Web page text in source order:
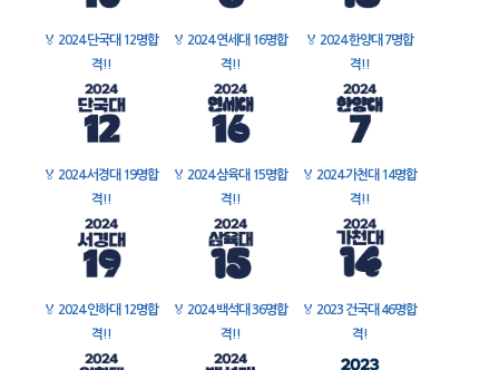
🏅 2024 단국대 12명합
격!!
🏅 2024 연세대 16명합
격!!
🏅 2024 한양대 7명합
격!!
🏅 2024 서경대 19명합
격!!
🏅 2024 삼육대 15명합
격!!
🏅 2024 가천대 14명합
격!!
🏅 2024 인하대 12명합
격!!
🏅 2024 백석대 36명합
격!!
🏅 2023 건국대 46명합
격!